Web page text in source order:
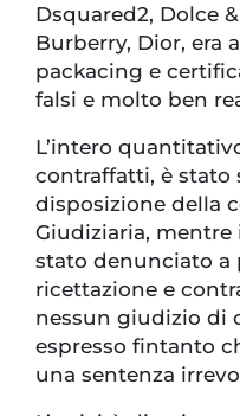
Dsquared2, Dolce
Burberry, Dior, era
packacing e
falsi e molto ben
L’intero
contraffatti, è stato
disposizione della
Giudiziaria,
stato denunciato a
ricettazione e
nessun giudizio di
espresso fintanto
una sentenza